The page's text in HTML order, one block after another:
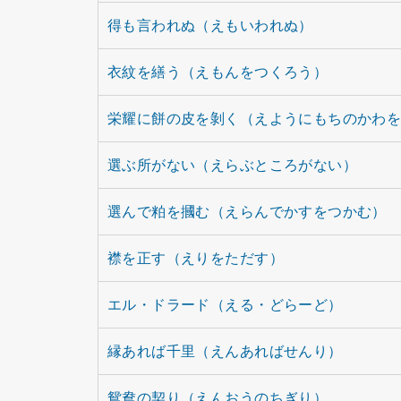
得も言われぬ（えもいわれぬ）
衣紋を繕う（えもんをつくろう）
栄耀に餅の皮を剝く（えようにもちのかわ
選ぶ所がない（えらぶところがない）
選んで粕を摑む（えらんでかすをつかむ）
襟を正す（えりをただす）
エル・ドラード（える・どらーど）
縁あれば千里（えんあればせんり）
鴛鴦の契り（えんおうのちぎり）